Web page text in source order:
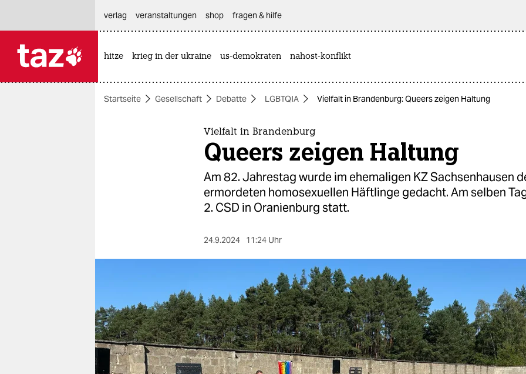
themen
wahrheit
verlag
verlag
verlag
veranstaltungen shop fragen & hilfe
hitze krieg in der ukraine us-demokraten nahost-konflikt
Startseite Gesellschaft Debatte LGBTQIA Vielfalt in Brandenburg: Queers zeigen Haltung
Vielfalt in Brandenburg
Queers zeigen Haltung
Am 82. Jahrestag wurde im ehemaligen KZ Sachsenhausen
ermordeten homosexuellen Häftlinge gedacht. Am selben
2. CSD in Oranienburg statt.
24.9.2024 11:24 Uhr